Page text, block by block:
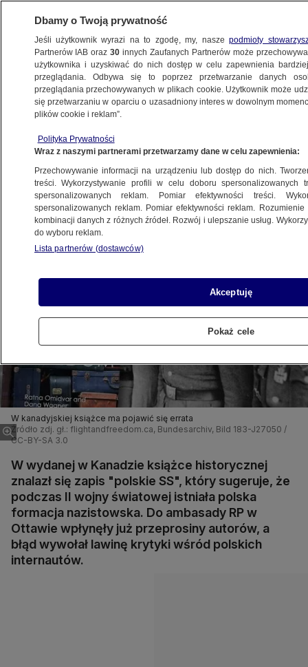
POLSKA
SS". Kanadyjczycy przepraszają
8.02.2016, 20:06
Udostępnij
W kanadyjskiej książce ma pojawić się errata
Źródło zdj. gł.: flightandfreedom.ca, Bundesarchiv, Bild 183-J27050 /
CC-BY-SA 3.0
W wydanej w Kanadzie książce historycznej
znalazł się zapis "polskie SS", który sugeruje, że
podczas II wojny światowej istniała polska
formacja nazistowska. Do ambasady RP w
Ottawie wpłynęły już przeprosiny autorów, a
błąd wywołał lawinę krytyki wśród polskich
internautów.
Dbamy o Twoją prywatność
Jeśli użytkownik wyrazi na to zgodę, my, naszepodmioty
Partnerów IAB oraz30 innych Zaufanych Partnerów może
użytkownika i uzyskiwać do nich dostęp w celu zapewnienia
przeglądania. Odbywa się to poprzez przetwarzanie danych
przeglądania przechowywanych w plikach cookie. Użytkownik może
się przetwarzaniu w oparciu o uzasadniony interes w dowolnym
plików cookie i reklam”.
Polityka Prywatności
Wraz z naszymi partnerami przetwarzamy dane w celu zapewnienia:
Przechowywanie informacji na urządzeniu lub dostęp do nich.
treści. Wykorzystywanie profili w celu doboru spersonalizowanych
spersonalizowanych reklam. Pomiar efektywności treści.
spersonalizowanych reklam. Pomiar efektywności reklam.
kombinacji danych z różnych źródeł. Rozwój i ulepszanie usług.
do wyboru reklam.
Lista partnerów (dostawców)
Akceptuję
Pokaż cele